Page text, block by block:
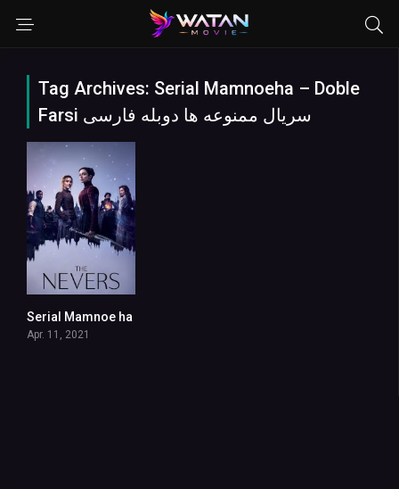
Tag Archives: Serial Mamnoeha – Doble
Farsi سریال ممنوعه ها دوبله فارسی
8.116
Serial Mamnoe ha
Apr. 11, 2021